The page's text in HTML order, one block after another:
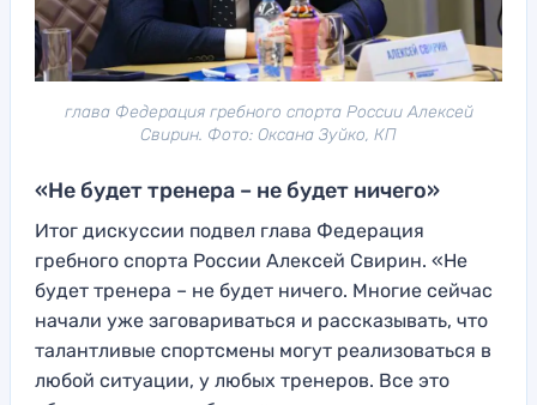
глава Федерация гребного спорта России Алексей
Свирин. Фото: Оксана Зуйко, КП
«Не будет тренера – не будет ничего»
Итог дискуссии подвел глава Федерация
гребного спорта России Алексей Свирин. «Не
будет тренера – не будет ничего. Многие сейчас
начали уже заговариваться и рассказывать, что
талантливые спортсмены могут реализоваться в
любой ситуации, у любых тренеров. Все это